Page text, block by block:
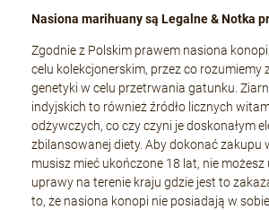
Nasiona marihuany są Legalne & Notka
Zgodnie z Polskim prawem nasiona
celu kolekcjonerskim, przez co rozumiemy
genetyki w celu przetrwania gatunku.
indyjskich to również źródło licznych
odżywczych, co czy czyni je doskonałym
zbilansowanej diety. Aby dokonać zakupu
musisz mieć ukończone 18 lat, nie
uprawy na terenie kraju gdzie jest to
to, że nasiona konopi nie posiadają w